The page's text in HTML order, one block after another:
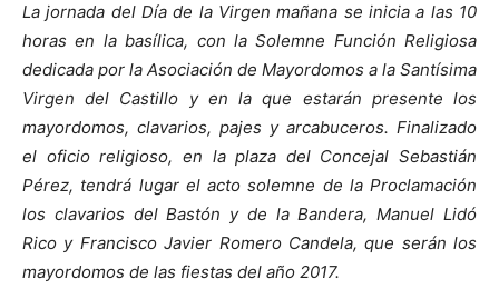
La jornada del Día de la Virgen mañana se inicia a las 10
horas en la basílica, con la Solemne Función Religiosa
dedicada por la Asociación de Mayordomos a la Santísima
Virgen del Castillo y en la que estarán presente los
mayordomos, clavarios, pajes y arcabuceros. Finalizado
el oficio religioso, en la plaza del Concejal Sebastián
Pérez, tendrá lugar el acto solemne de la Proclamación
los clavarios del Bastón y de la Bandera, Manuel Lidó
Rico y Francisco Javier Romero Candela, que serán los
mayordomos de las fiestas del año 2017.